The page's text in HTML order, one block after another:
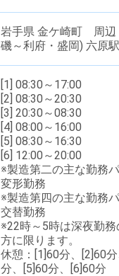
岩手県 金ケ崎町 周
磯～利府・盛岡) 六原駅
[1] 08:30～17:00
[2] 08:30～20:30
[3] 20:30～08:30
[4] 08:00～16:00
[5] 08:30～16:30
[6] 12:00～20:00
※製造第二の主な勤務
変形勤務
※製造第四の主な勤務
交替勤務
※22時～5時は深夜勤
方に限ります。
休憩：[1]60分、[2]60
分、[5]60分、[6]60分